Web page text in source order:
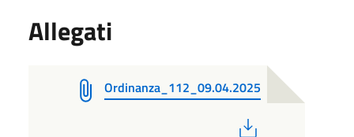
Allegati
Ordinanza_112_09.04.2025